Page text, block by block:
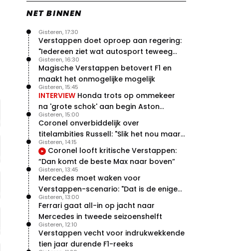
NET BINNEN
Verstappen doet oproep aan regering:
"Iedereen ziet wat autosport teweeg
brengt"
Gisteren, 17:30
Magische Verstappen betovert F1 en
maakt het onmogelijke mogelijk
Gisteren, 16:30
INTERVIEW Honda trots op ommekeer
na 'grote schok' aan begin Aston
Martin-avontuur
Gisteren, 15:45
Coronel onverbiddelijk over
titelambities Russell: "Slik het nou maar
gewoon"
Gisteren, 15:00
Coronel looft kritische Verstappen:
“Dan komt de beste Max naar boven”
Gisteren, 14:15
Mercedes moet waken voor
Verstappen-scenario: "Dat is de enige
manier"
Gisteren, 13:45
Ferrari gaat all-in op jacht naar
Mercedes in tweede seizoenshelft
Gisteren, 13:00
Verstappen vecht voor indrukwekkende
tien jaar durende F1-reeks
Gisteren, 12:10